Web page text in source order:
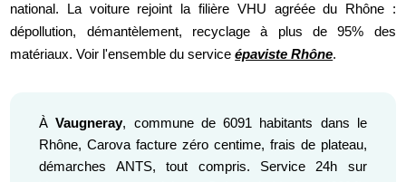
national. La voiture rejoint la filière VHU agréée du Rhône :
dépollution, démantèlement, recyclage à plus de 95% des
matériaux. Voir l'ensemble du serviceépaviste Rhône.
ÀVaugneray, commune de 6091 habitants dans le
Rhône, Carova facture zéro centime, frais de plateau,
démarches ANTS, tout compris. Service 24h sur